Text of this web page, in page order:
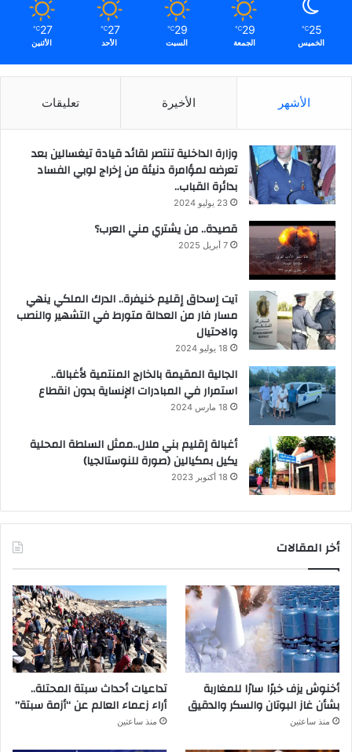
25
℃
الخميس
29
℃
الجمعة
29
℃
السبت
27
℃
الأحد
27
℃
الأثنين
الأشهر الأخيرة تعليقات
وزارة الداخلية تنتصر لقائد قيادة تيغسالين بعد
تعرضه لمؤامرة دنيئة من إخراج لوبي الفساد
بدائرة القباب..
23 يوليو 2024
قصيدة.. من يشتري مني العرب؟
7 أبريل 2025
آيت إسحاق إقليم خنيفرة.. الدرك الملكي ينهي
مسار فار من العدالة متورط في التشهير والنصب
والاحتيال
18 يوليو 2024
الجالية المقيمة بالخارج المنتمية لأغبالة..
استمرار في المبادرات الإنساية بدون انقطاع
18 مارس 2024
أغبالة إقليم بني ملال..ممثل السلطة المحلية
يكيل بمكيالين (صورة للنوستالجيا)
18 أكتوبر 2023
أخر المقالات
أخنوش يزف خبرًا سارًا للمغاربة
بشأن غاز البوتان والسكر والدقيق
منذ ساعتين
تداعيات أحداث سبتة المحتلة..
أراء زعماء العالم عن “أزمة سبتة”
منذ ساعتين